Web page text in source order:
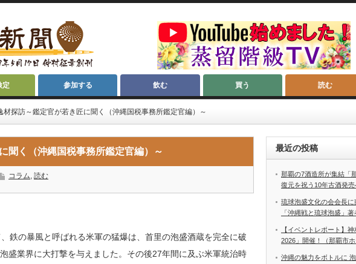
定 参加する 飲む 買う 読む
材探訪～鑑定官が若き匠に聞く（沖縄国税事務所鑑定官編）～
聞く（沖縄国税事務所鑑定官編）～
コラム, 読む
鉄の暴風と呼ばれる米軍の猛爆は、首里の泡盛酒蔵を完全に破
盛業界に大打撃を与えました。その後27年間に及ぶ米軍統治時
最近の投稿
那覇の7酒造所が集結「
復元を祝う10年古酒発売
琉球泡盛文化の会会長
「沖縄戦と琉球泡盛」
【イベントレポート】
2026」開催！（那覇市
沖縄の魅力をボトルに